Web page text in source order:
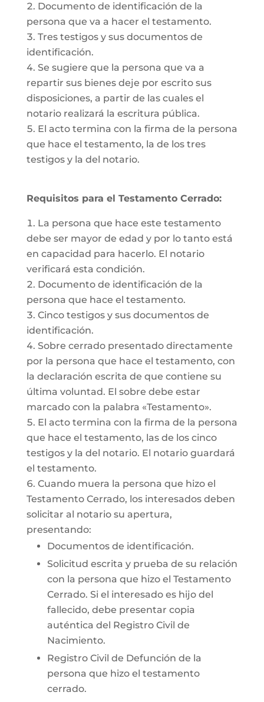
Documento de identificación de la
persona que va a hacer el testamento.
Tres testigos y sus documentos de
identificación.
Se sugiere que la persona que va a
repartir sus bienes deje por escrito sus
disposiciones, a partir de las cuales el
notario realizará la escritura pública.
El acto termina con la firma de la persona
que hace el testamento, la de los tres
testigos y la del notario.
Requisitos para el Testamento Cerrado:
La persona que hace este testamento
debe ser mayor de edad y por lo tanto está
en capacidad para hacerlo. El notario
verificará esta condición.
Documento de identificación de la
persona que hace el testamento.
Cinco testigos y sus documentos de
identificación.
Sobre cerrado presentado directamente
por la persona que hace el testamento, con
la declaración escrita de que contiene su
última voluntad. El sobre debe estar
marcado con la palabra «Testamento».
El acto termina con la firma de la persona
que hace el testamento, las de los cinco
testigos y la del notario. El notario guardará
el testamento.
Cuando muera la persona que hizo el
Testamento Cerrado, los interesados deben
solicitar al notario su apertura,
presentando:
Documentos de identificación.
Solicitud escrita y prueba de su relación
con la persona que hizo el Testamento
Cerrado. Si el interesado es hijo del
fallecido, debe presentar copia
auténtica del Registro Civil de
Nacimiento.
Registro Civil de Defunción de la
persona que hizo el testamento
cerrado.